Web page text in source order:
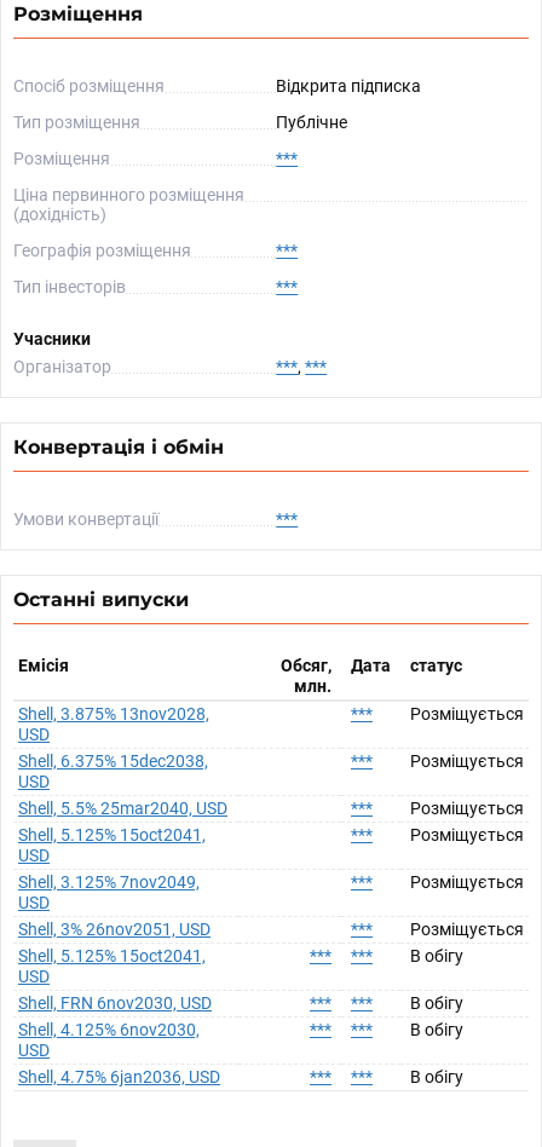
Розміщення
Спосіб розміщення
Відкрита підписка
Тип розміщення
Публічне
Розміщення
***
Ціна первинного розміщення
(дохідність)
Географія розміщення
***
Тип інвесторів
***
Учасники
Організатор
***, ***
Конвертація і обмін
Умови конвертації ***
Останні випуски
Емісія
Обсяг,
млн.
Дата статус
Shell, 3.875% 13nov2028,
USD
*** Розміщується
Shell, 6.375% 15dec2038,
USD
*** Розміщується
Shell, 5.5% 25mar2040, USD ***
Розміщується
Shell, 5.125% 15oct2041,
USD
*** Розміщується
Shell, 3.125% 7nov2049,
USD
*** Розміщується
Shell, 3% 26nov2051, USD ***
Розміщується
Shell, 5.125% 15oct2041,
USD
*** *** В обігу
Shell, FRN 6nov2030, USD *** ***
В обігу
Shell, 4.125% 6nov2030,
USD
*** *** В обігу
Shell, 4.75% 6jan2036, USD *** *** В обігу